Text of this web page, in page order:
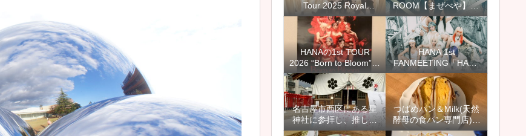
Tour 2025 Royal
Straight Flush セット
リスト(セトリ)と感想、
レポ
ROOM【まぜべや】12
選＆カイセイさんぽや
AAA出演のドッキリ回
もおすすめ
HANAの1st TOUR
2026 “Born to Bloom”の
愛知公演に行ってきま
した【ホールツアーの
セットリスト(セトリ)と
レポ＆感想】
HANA 1st
FANMEETING「HANA
with HONEYs」のセッ
トリスト(セトリ)とレポ
＆感想【8月ファンミ＠
愛知】
名古屋市西区にある星
神社に参拝し、推しの
活躍を祈り、キキララ
つばめパン＆Milk(天然
酵母の食パン専門店)神
の倉店でオムレツサン